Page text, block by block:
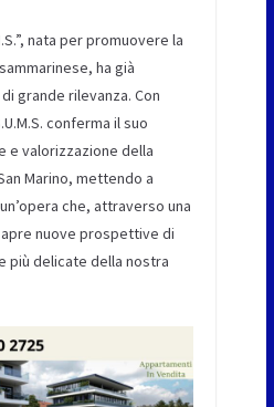
nata per promuovere la
ha già
grande rilevanza. Con
conferma il suo
e valorizzazione della
Marino, mettendo a
che, attraverso una
nuove prospettive di
più delicate della nostra